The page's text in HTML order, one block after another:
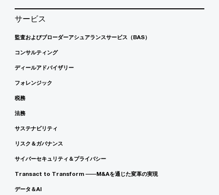
サービス
監査およびブローダーアシュアランスサービス（BAS）
コンサルティング
ディールアドバイザリー
フォレンジック
税務
法務
サステナビリティ
リスク＆ガバナンス
サイバーセキュリティ＆プライバシー
Transact to Transform ――M&Aを通じた変革の実現
データ＆AI